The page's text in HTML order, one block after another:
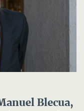
Blecua,